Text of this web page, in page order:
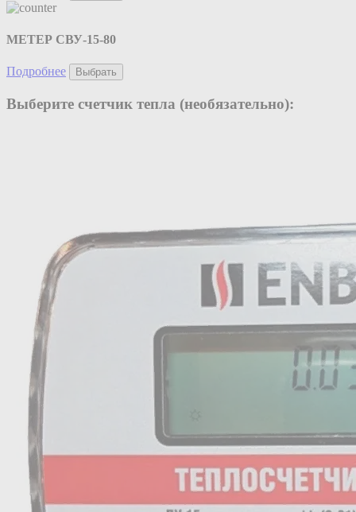
МЕТЕР СВУ-15-80
Подробнее Выбрать
Выберите счетчик тепла (необязательно):